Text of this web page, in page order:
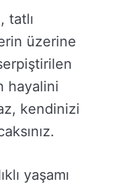
tatlı
üzerine
hayalini
kendinizi
yaşamı